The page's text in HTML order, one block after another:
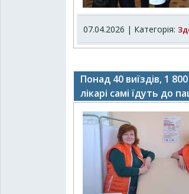
07.04.2026 | Категорія:
Понад 40 виїздів, 1
лікарі самі їдуть до